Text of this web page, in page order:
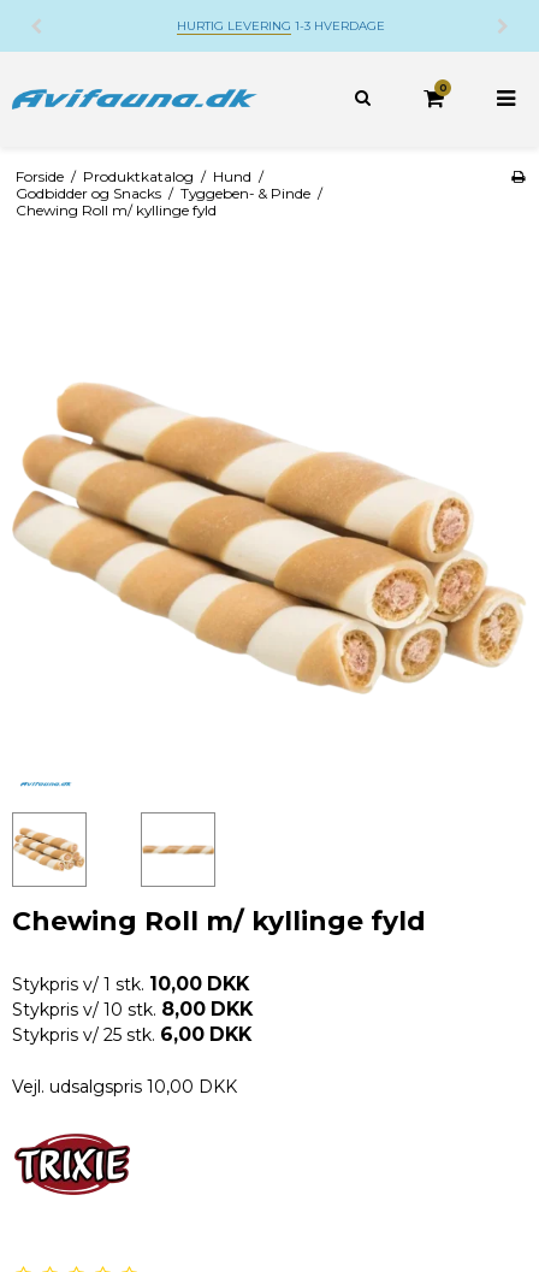
HURTIG LEVERING 1-3 HVERDAGE
0
Forside / Produktkatalog / Hund /
Godbidder og Snacks / Tyggeben- & Pinde /
Chewing Roll m/ kyllinge fyld
Chewing Roll m/ kyllinge fyld
Stykpris v/ 1 stk. 10,00 DKK
Stykpris v/ 10 stk. 8,00 DKK
Stykpris v/ 25 stk. 6,00 DKK
Vejl. udsalgspris 10,00 DKK